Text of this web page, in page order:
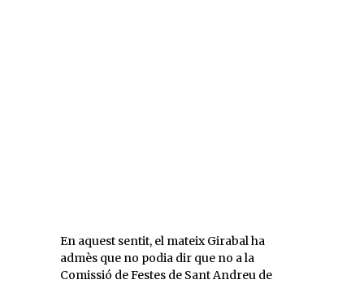
En aquest sentit, el mateix Girabal ha
admès que no podia dir que no a la
Comissió de Festes de Sant Andreu de